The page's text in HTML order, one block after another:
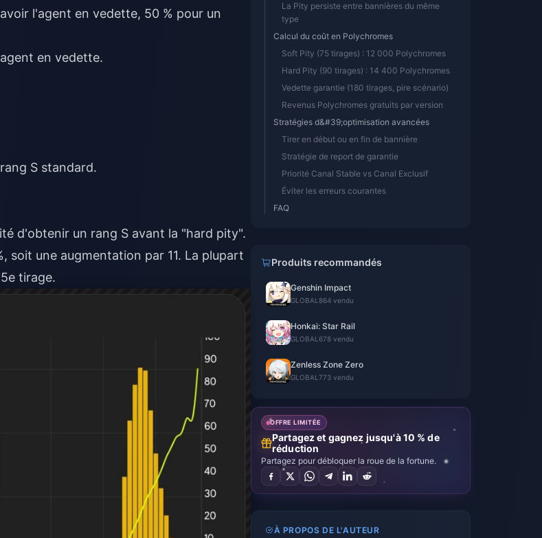
l'agent en vedette, 50 % pour un
en vedette.
S standard.
d'obtenir un rang S avant la "hard pity".
soit une augmentation par 11. La plupart
tirage.
La Pity persiste entre bannières du même
type
Calcul du coût en Polychromes
Soft Pity (75 tirages) : 12 000 Polychromes
Hard Pity (90 tirages) : 14 400 Polychromes
Vedette garantie (180 tirages, pire scénario)
Revenus Polychromes gratuits par version
Stratégies d&#39;optimisation avancées
Tirer en début ou en fin de bannière
Stratégie de report de garantie
Priorité Canal Stable vs Canal Exclusif
Éviter les erreurs courantes
FAQ
Produits recommandés
Genshin Impact
GLOBAL 864 vendu
Honkai: Star Rail
GLOBAL 678 vendu
Zenless Zone Zero
GLOBAL 773 vendu
OFFRE LIMITÉE
Partagez et gagnez jusqu'à 10 % de
réduction
Partagez pour débloquer la roue de la fortune.
À PROPOS DE L'AUTEUR